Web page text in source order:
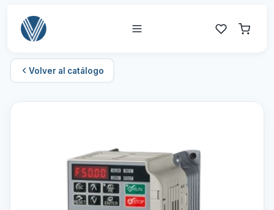
Volver al catálogo